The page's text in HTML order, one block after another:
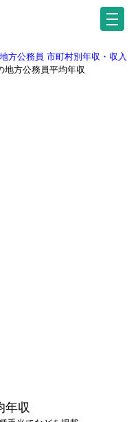
地方公務員 市町村別年収・収入
地方公務員平均年収
年収